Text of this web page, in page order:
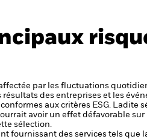
par les fluctuations
des entreprises et les
aux critères ESG. Ladite
avoir un effet défavorable
sélection.
fournissant des services tels que